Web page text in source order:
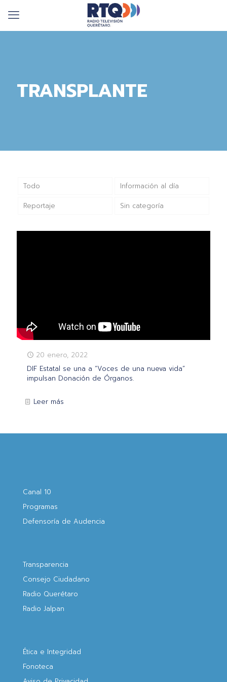
TRANSPLANTE
Todo Información al día
Reportaje Sin categoría
20 enero, 2022
DIF Estatal se una a “Voces de una nueva vida”
impulsan Donación de Órganos.
Leer más
Canal 10
Programas
Defensoría de Audencia
Transparencia
Consejo Ciudadano
Radio Querétaro
Radio Jalpan
Ética e Integridad
Fonoteca